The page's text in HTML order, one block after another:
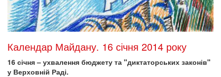
Календар Майдану. 16 січня 2014 року
16 січня – ухвалення бюджету та "диктаторських законів"
у Верховній Раді.